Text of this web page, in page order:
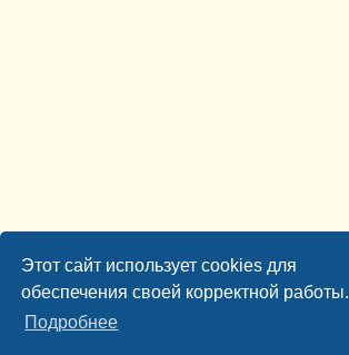
Этот сайт использует cookies для
обеспечения своей корректной работы.
Подробнее